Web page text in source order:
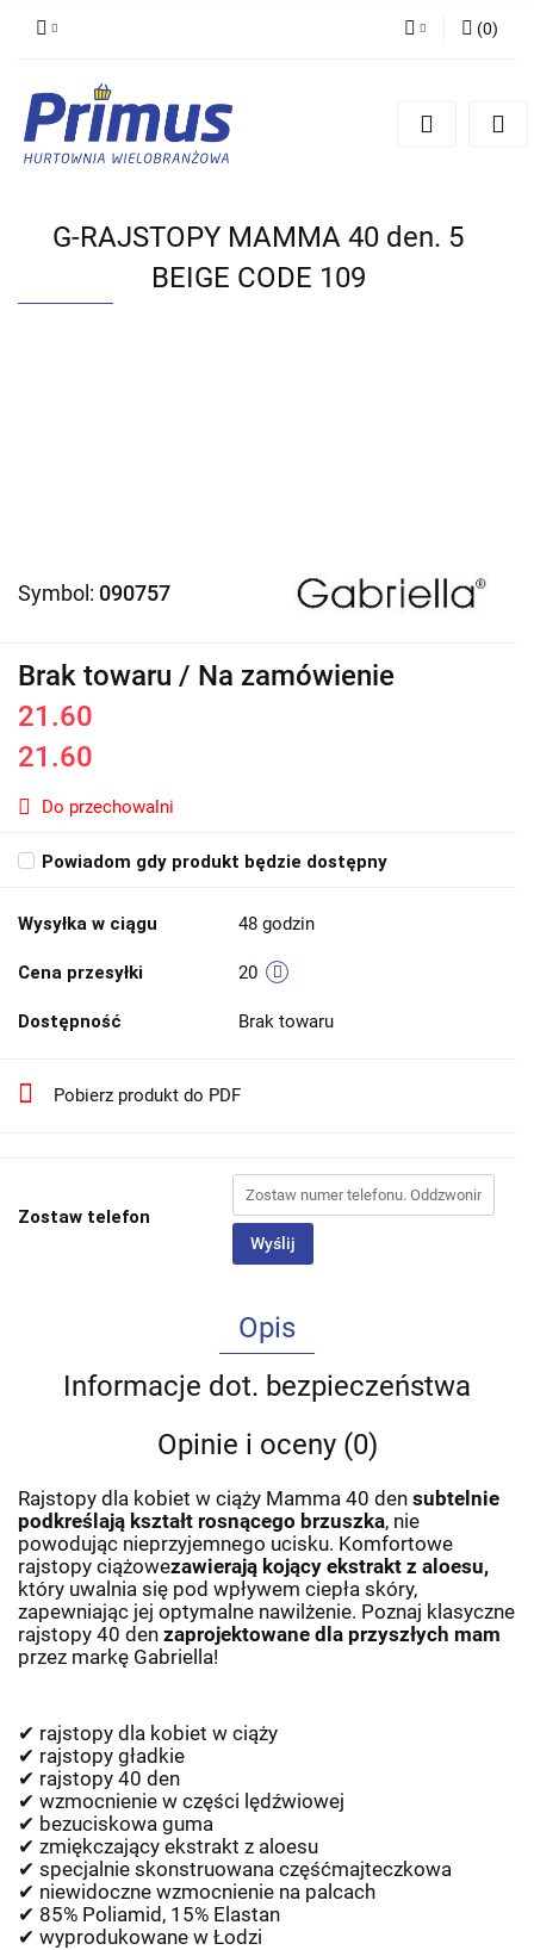
Zarejestruj się
(0)
G-RAJSTOPY MAMMA 40 den. 5
BEIGE CODE 109
Symbol: 090757
Brak towaru / Na zamówienie
21.60
21.60
Do przechowalni
Powiadom gdy produkt będzie dostępny
Wysyłka w ciągu 48 godzin
Cena przesyłki 20
Dostępność Brak towaru
Pobierz produkt do PDF
Zostaw telefon
Wyślij
Opis
Informacje dot. bezpieczeństwa
Opinie i oceny (0)
Rajstopy dla kobiet w ciąży Mamma 40 den subtelnie
podkreślają kształt rosnącego brzuszka, nie
powodując nieprzyjemnego ucisku. Komfortowe
rajstopy ciążowezawierają kojący ekstrakt z aloesu,
który uwalnia się pod wpływem ciepła skóry,
zapewniając jej optymalne nawilżenie. Poznaj klasyczne
rajstopy 40 den zaprojektowane dla przyszłych mam
przez markę Gabriella!
✔ rajstopy dla kobiet w ciąży
✔ rajstopy gładkie
✔ rajstopy 40 den
✔ wzmocnienie w części l ędźwiowej
✔ bezuciskowa guma
✔ zmiękczający ekstrakt z aloesu
✔ specjalnie skonstruowana częśćmajteczkowa
✔ niewidoczne wzmocnienie na palcach
✔ 85% Poliamid, 15% Elastan
✔ wyprodukowane w Łodzi